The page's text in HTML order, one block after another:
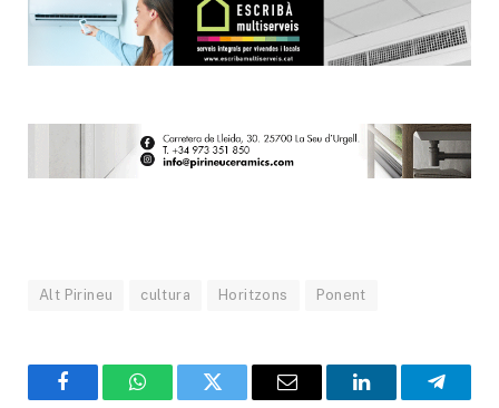
Alt Pirineu cultura Horitzons Ponent
FacebookWhatsAppTwitter Email LinkedIn